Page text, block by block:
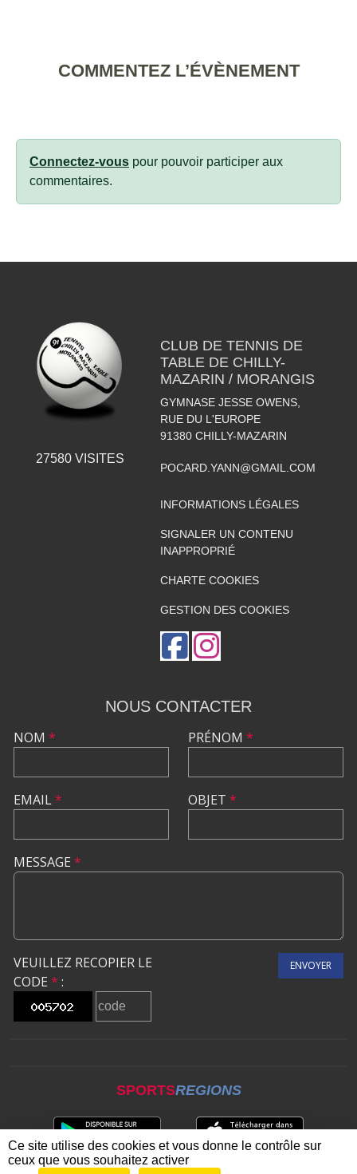
COMMENTEZ L’ÉVÈNEMENT
Connectez-vous pour pouvoir participer aux
commentaires.
27580VISITES
CLUB DE TENNIS DE
TABLE DE CHILLY-
MAZARIN / MORANGIS
GYMNASE JESSE OWENS,
RUE DU L'EUROPE
91380 CHILLY-MAZARIN
POCARD.YANN@GMAIL.COM
INFORMATIONS LÉGALES
SIGNALER UN CONTENU
INAPPROPRIÉ
CHARTE COOKIES
GESTION DES COOKIES
NOUS CONTACTER
NOM *
EMAIL*
PRÉNOM *
OBJET *
MESSAGE *
VEUILLEZ RECOPIER LE
CODE * :
ENVOYER
SPORTSREGIONS
Ce site utilise des cookies et vous donne le contrôle sur
ceux que vous souhaitez activer